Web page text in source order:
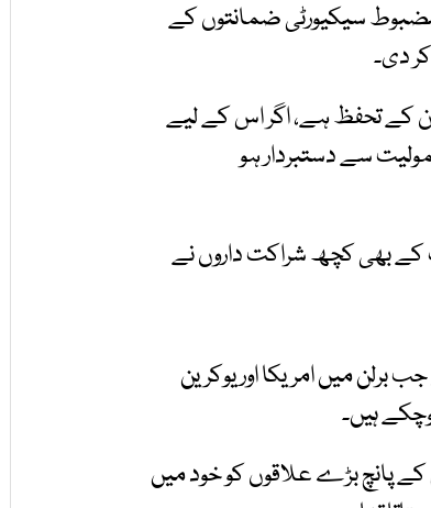
سیکیورٹی ضمانتوں کے
دی۔
کے تحفظ ہے، اگر اس کے لیے
سے دستبردار ہو
کے بھی کچھ شراکت داروں نے
میں امریکا اور یوکرین
ہیں۔
میں حملہ کرکے اس کے پانچ بڑے علاقوں کو خود میں